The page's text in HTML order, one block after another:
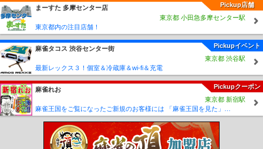
Pickup店舗
まーすた 多摩センター店
東京都 小田急多摩センター駅
東京都内の注目店舗！
Pickupイベント
麻雀タコス 渋谷センター街
東京都 渋谷駅
最新レックス３！個室＆冷蔵庫＆wi-fi＆充電
Pickupクーポン
麻雀れお
東京都 新宿駅